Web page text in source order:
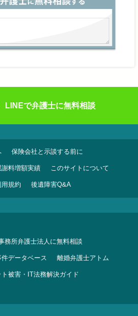
LINEで弁護士に無料相談
保険会社と示談する前に
謝料増額実績 このサイトについて
用規約 後遺障害Q&A
務所弁護士法人に無料相談
データベース 離婚弁護士アトム
ト被害・IT法務解決ガイド